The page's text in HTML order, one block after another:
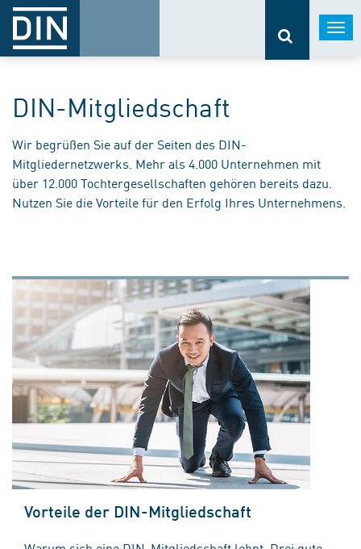
DIN-Mitgliedschaft
Wir begrüßen Sie auf der Seiten des DIN-
Mitgliedernetzwerks. Mehr als 4.000 Unternehmen mit
über 12.000 Tochtergesellschaften gehören bereits dazu.
Nutzen Sie die Vorteile für den Erfolg Ihres Unternehmens.
Vorteile der DIN-Mitgliedschaft